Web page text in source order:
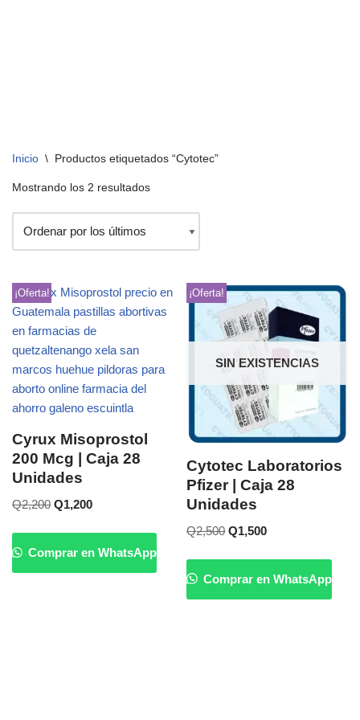
Inicio \ Productos etiquetados “Cytotec”
Mostrando los 2 resultados
¡Oferta!
Cyrux Misoprostol
200 Mcg | Caja 28
Unidades
Q2,200 Q1,200
Comprar en WhatsApp
SIN EXISTENCIAS
¡Oferta!
Cytotec Laboratorios
Pfizer | Caja 28
Unidades
Q2,500 Q1,500
Comprar en WhatsApp